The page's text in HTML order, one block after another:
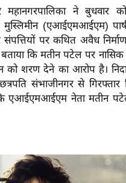
महानगरपालिका ने बुधवार
मुस्लिमीन (एआईएमआईएम)
पर कथित अवैध
बताया कि मतीन पटेल पर
को शरण देने का आरोप है।
संभाजीनगर से गिरफ्तार
एआईएमआईएम नेता मतीन